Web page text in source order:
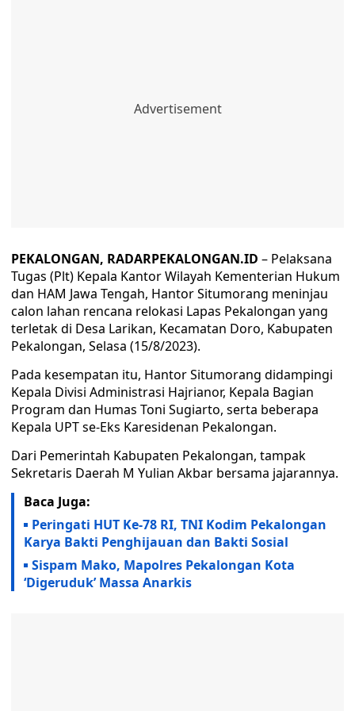
PEKALONGAN, RADARPEKALONGAN.ID – Pelaksana
Tugas (Plt) Kepala Kantor Wilayah Kementerian Hukum
dan HAM Jawa Tengah, Hantor Situmorang meninjau
calon lahan rencana relokasi Lapas Pekalongan yang
terletak di Desa Larikan, Kecamatan Doro, Kabupaten
Pekalongan, Selasa (15/8/2023).
Pada kesempatan itu, Hantor Situmorang didampingi
Kepala Divisi Administrasi Hajrianor, Kepala Bagian
Program dan Humas Toni Sugiarto, serta beberapa
Kepala UPT se-Eks Karesidenan Pekalongan.
Dari Pemerintah Kabupaten Pekalongan, tampak
Sekretaris Daerah M Yulian Akbar bersama jajarannya.
Baca Juga:
Peringati HUT Ke-78 RI, TNI Kodim Pekalongan
Karya Bakti Penghijauan dan Bakti Sosial
Sispam Mako, Mapolres Pekalongan Kota
‘Digeruduk’ Massa Anarkis